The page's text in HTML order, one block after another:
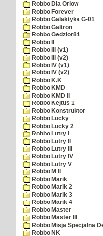
Robbo Dla Orlow
Robbo Forever
Robbo Galaktyka G-01
Robbo Galtron
Robbo Gedzior84
Robbo II
Robbo III (v1)
Robbo III (v2)
Robbo IV (v1)
Robbo IV (v2)
Robbo K.K
Robbo KMD
Robbo KMD II
Robbo Kejtus 1
Robbo Konstruktor
Robbo Lucky
Robbo Lucky 2
Robbo Lutry I
Robbo Lutry II
Robbo Lutry III
Robbo Lutry IV
Robbo Lutry V
Robbo M II
Robbo Marik
Robbo Marik 2
Robbo Marik 3
Robbo Marik 4
Robbo Master
Robbo Master III
Robbo Misja Specjalna
Robbo NK